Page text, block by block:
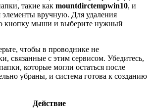
такие как mountdirctempwin10, и
элементы вручную. Для удаления
кнопку мыши и выберите нужный
чтобы в проводнике не
связанные с этим сервисом. Убедитесь,
которые могли остаться после
убраны, и система готова к созданию
Действие